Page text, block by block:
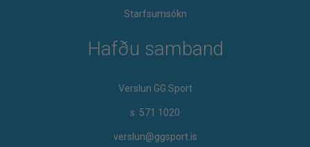
Starfsumsókn
Hafðu samband
Verslun GG Sport
s. 571 1020
verslun@ggsport.is